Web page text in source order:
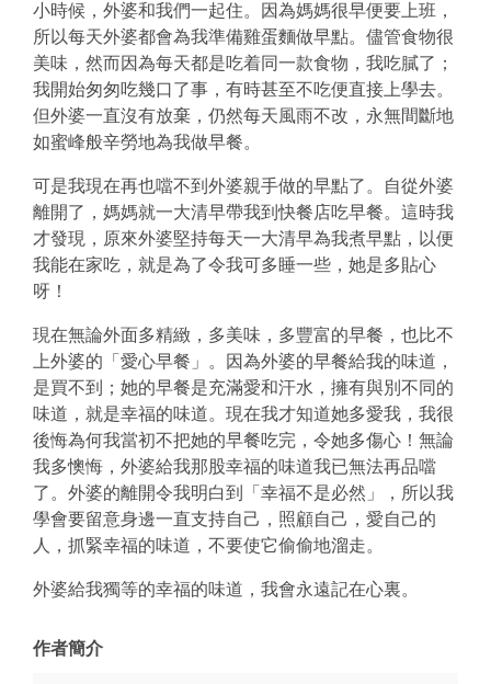
小時候，外婆和我們一起住。因為媽媽很早便要上班，
所以每天外婆都會為我準備雞蛋麵做早點。儘管食物很
美味，然而因為每天都是吃着同一款食物，我吃膩了；
我開始匆匆吃幾口了事，有時甚至不吃便直接上學去。
但外婆一直沒有放棄，仍然每天風雨不改，永無間斷地
如蜜峰般辛勞地為我做早餐。
可是我現在再也噹不到外婆親手做的早點了。自從外婆
離開了，媽媽就一大清早帶我到快餐店吃早餐。這時我
才發現，原來外婆堅持每天一大清早為我煮早點，以便
我能在家吃，就是為了令我可多睡一些，她是多貼心
呀！
現在無論外面多精緻，多美味，多豐富的早餐，也比不
上外婆的「愛心早餐」。因為外婆的早餐給我的味道，
是買不到；她的早餐是充滿愛和汗水，擁有與別不同的
味道，就是幸福的味道。現在我才知道她多愛我，我很
後悔為何我當初不把她的早餐吃完，令她多傷心！無論
我多懊悔，外婆給我那股幸福的味道我已無法再品噹
了。外婆的離開令我明白到「幸福不是必然」，所以我
學會要留意身邊一直支持自己，照顧自己，愛自己的
人，抓緊幸福的味道，不要使它偷偷地溜走。
外婆給我獨等的幸福的味道，我會永遠記在心裏。
作者簡介